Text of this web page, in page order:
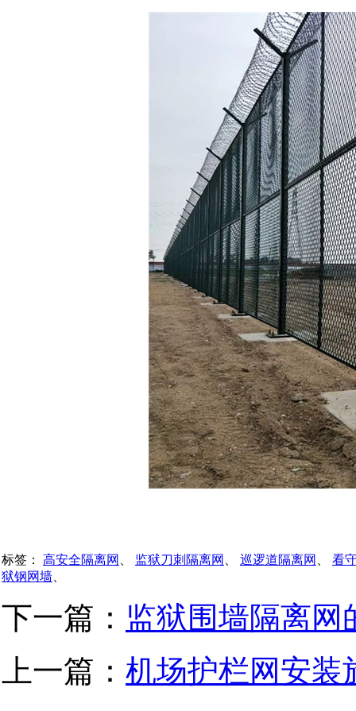
标签： 高安全隔离网 监狱刀刺隔离网 巡逻道隔离网
看
狱钢网墙
下一篇： 监狱围墙隔离网
上一篇： 机场护栏网安装